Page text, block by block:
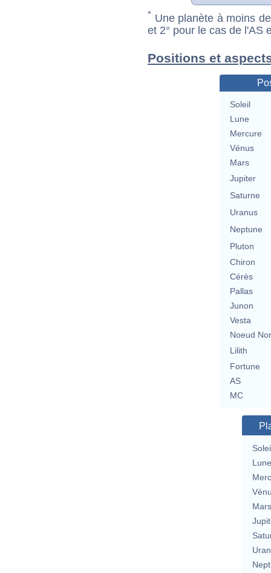
* Une planète à moins
et 2° pour le cas de l'AS
Positions et
Soleil
Lune
Mercure
Vénus
Mars
Jupiter
Saturne
Uranus
Neptune
Pluton
Chiron
Cérès
Pallas
Junon
Vesta
Noeud
Lilith
Fortune
AS
MC
Lune
Mars